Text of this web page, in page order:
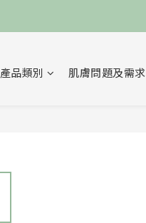
產品類別 肌膚問題及需求